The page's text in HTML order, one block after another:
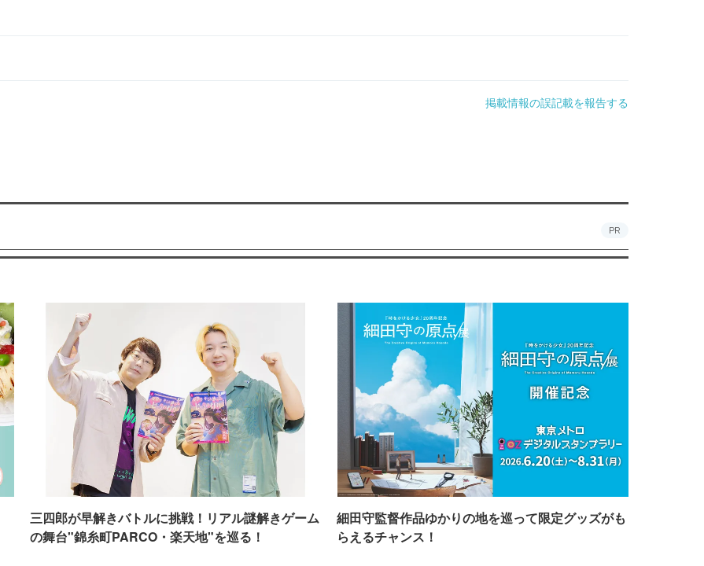
掲載情報の誤記載を報告する
PR
三四郎が早解きバトルに挑戦！リアル謎解きゲーム
の舞台"錦糸町PARCO・楽天地"を巡る！
細田守監督作品ゆかりの地を巡って限定グッズがも
らえるチャンス！